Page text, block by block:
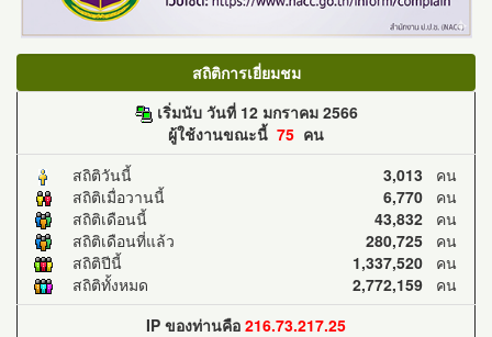
สถิติการเยี่ยมชม
เริ่มนับ วันที่ 12 มกราคม 2566
ผู้ใช้งานขณะนี้ 75 คน
สถิติวันนี้
3,013 คน
สถิติเมื่อวานนี้
6,770 คน
สถิติเดือนนี้
43,832 คน
สถิติเดือนที่แล้ว
280,725 คน
สถิติปีนี้
1,337,520 คน
สถิติทั้งหมด
2,772,159 คน
IP ของท่านคือ 216.73.217.25